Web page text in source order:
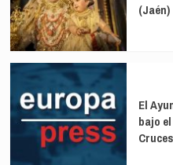
(Jaén)
El
bajo